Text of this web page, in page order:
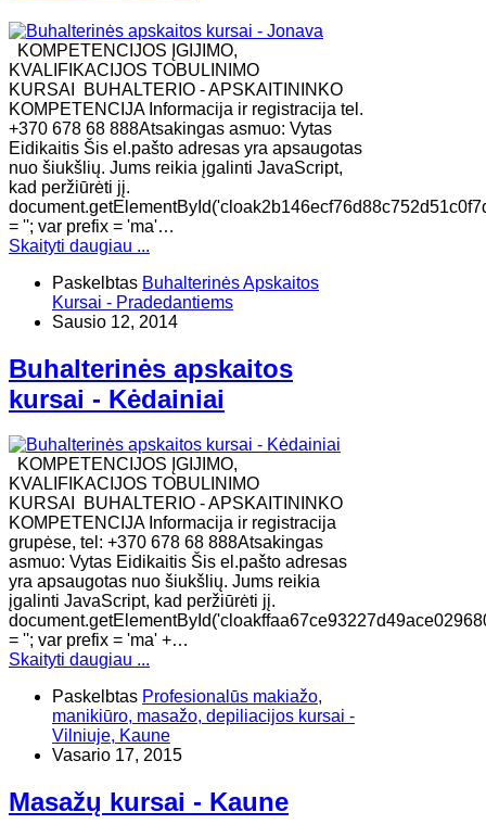
KOMPETENCIJOS ĮGIJIMO,
KVALIFIKACIJOS TOBULINIMO
KURSAI BUHALTERIO - APSKAITININKO
KOMPETENCIJA Informacija ir registracija tel.
+370 678 68 888Atsakingas asmuo: Vytas
Eidikaitis Šis el.pašto adresas yra apsaugotas
nuo šiukšlių. Jums reikia įgalinti JavaScript,
kad peržiūrėti jį.
= ''; var prefix = 'ma'…
Skaityti daugiau ...
Paskelbtas Buhalterinės Apskaitos
Kursai - Pradedantiems
Sausio 12, 2014
Buhalterinės apskaitos
kursai - Kėdainiai
KOMPETENCIJOS ĮGIJIMO,
KVALIFIKACIJOS TOBULINIMO
KURSAI BUHALTERIO - APSKAITININKO
KOMPETENCIJA Informacija ir registracija
grupėse, tel: +370 678 68 888Atsakingas
asmuo: Vytas Eidikaitis Šis el.pašto adresas
yra apsaugotas nuo šiukšlių. Jums reikia
įgalinti JavaScript, kad peržiūrėti jį.
= ''; var prefix = 'ma' +…
Skaityti daugiau ...
Paskelbtas Profesionalūs makiažo,
manikiūro, masažo, depiliacijos kursai -
Vilniuje, Kaune
Vasario 17, 2015
Masažų kursai - Kaune